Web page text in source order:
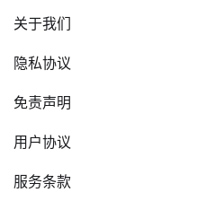
关于我们
隐私协议
免责声明
用户协议
服务条款